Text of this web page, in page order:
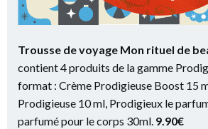
Trousse de voyage Mon rituel de
contient 4 produits de la gamme
format : Crème Prodigieuse Boost 15
Prodigieuse 10 ml, Prodigieux le
parfumé pour le corps 30ml. 9.90€